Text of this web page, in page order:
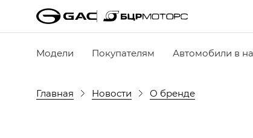
Модели Покупателям Автомобили в
Главная Новости О бренде